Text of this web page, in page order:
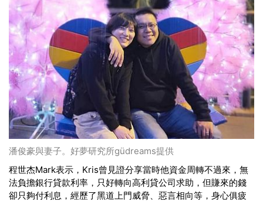
潘俊豪與妻子。好夢研究所güdreams提供
程世杰Mark表示，Kris曾見證分享當時他資金周轉不過來，無
法負擔銀行貸款利率，只好轉向高利貸公司求助，但賺來的錢
卻只夠付利息，經歷了黑道上門威脅、惡言相向等，身心俱疲